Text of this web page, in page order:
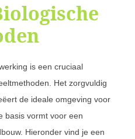
is een cruciaal
Het zorgvuldig
de ideale omgeving voor
basis vormt voor een
Hieronder vind je een